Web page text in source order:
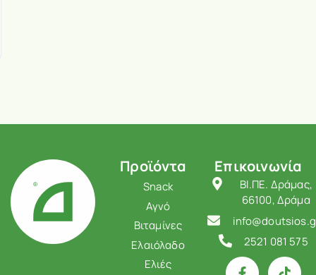
Προϊόντα
Snack
Αγνό
Βιταμίνες
Ελαιόλαδο
Ελιές
Επικοινωνία
ΒΙ.ΠΕ. Δράμας,
66100, Δράμα
2521 081 575